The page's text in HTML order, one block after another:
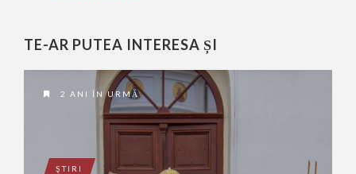
TE-AR PUTEA INTERESA ȘI
2 ANI ÎN URMĂ
ŞTIRI